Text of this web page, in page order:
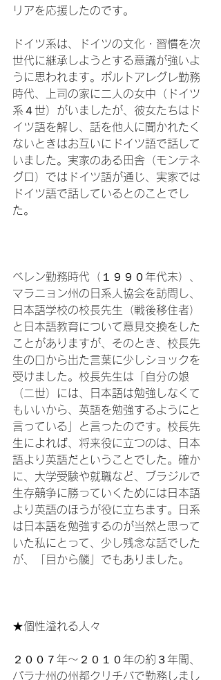
リアを応援したのです。
ドイツ系は、ドイツの文化・習慣を次
世代に継承しようとする意識が強いよ
うに思われます。ポルトアレグレ勤務
時代、上司の家に二人の女中（ドイツ
系４世）がいましたが、彼女たちはド
イツ語を解し、話を他人に聞かれたく
ないときはお互いにドイツ語で話して
いました。実家のある田舎（モンテネ
グロ）ではドイツ語が通じ、実家では
ドイツ語で話しているとのことでし
た。
ベレン勤務時代（１９９０年代末）、
マラニョン州の日系人協会を訪問し、
日本語学校の校長先生（戦後移住者）
と日本語教育について意見交換をした
ことがありますが、そのとき、校長先
生の口から出た言葉に少しショックを
受けました。校長先生は「自分の娘
（二世）には、日本語は勉強しなくて
もいいから、英語を勉強するようにと
言っている」と言ったのです。校長先
生によれば、将来役に立つのは、日本
語より英語だということでした。確か
に、大学受験や就職など、ブラジルで
生存競争に勝っていくためには日本語
より英語のほうが役に立ちます。日系
は日本語を勉強するのが当然と思って
いた私にとって、少し残念な話でした
が、「目から鱗」でもありました。
★個性溢れる人々
２００７年～２０１０年の約３年間、
パラナ州の州都クリチバで勤務しまし